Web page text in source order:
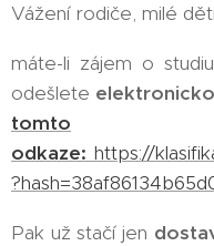
Vážení rodiče, milé
máte-li zájem o
odešlete
tomto
odkaze: https://
Pak už stačí jen